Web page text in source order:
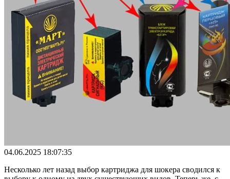
04.06.2025 18:07:35
Несколько лет назад выбор картриджа для шокера сводился к